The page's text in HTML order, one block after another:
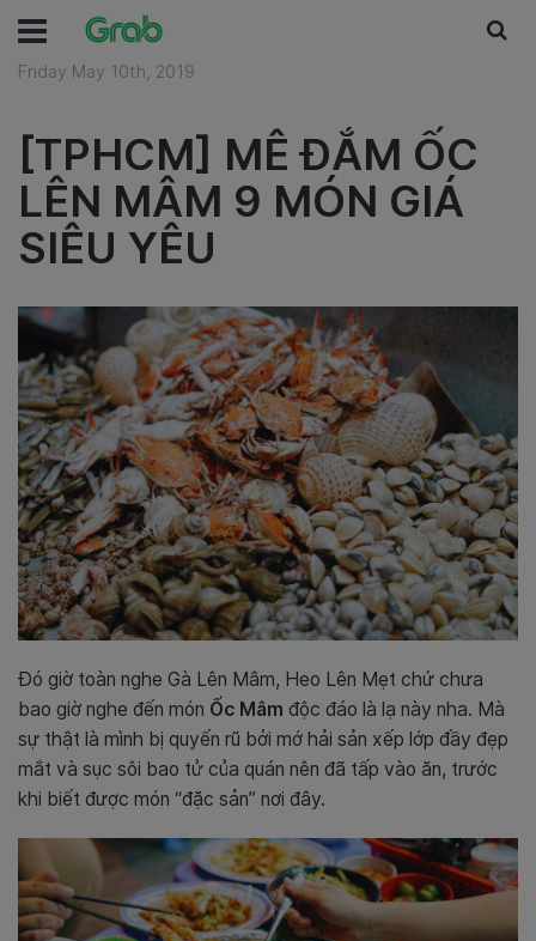
Friday May 10th, 2019
[TPHCM] MÊ ĐẮM ỐC
LÊN MÂM 9 MÓN GIÁ
SIÊU YÊU
Đó giờ toàn nghe Gà Lên Mâm, Heo Lên Mẹt chứ chưa
bao giờ nghe đến món Ốc Mâm độc đáo là lạ này nha. Mà
sự thật là mình bị quyến rũ bởi mớ hải sản xếp lớp đầy đẹp
mắt và sục sôi bao tử của quán nên đã tấp vào ăn, trước
khi biết được món “đặc sản” nơi đây.